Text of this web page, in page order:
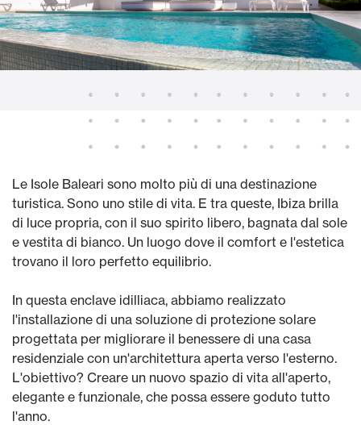
Le Isole Baleari sono molto più di una destinazione
turistica. Sono uno stile di vita. E tra queste, Ibiza brilla
di luce propria, con il suo spirito libero, bagnata dal sole
e vestita di bianco. Un luogo dove il comfort e l'estetica
trovano il loro perfetto equilibrio.
In questa enclave idilliaca, abbiamo realizzato
l'installazione di una soluzione di protezione solare
progettata per migliorare il benessere di una casa
residenziale con un'architettura aperta verso l'esterno.
L'obiettivo? Creare un nuovo spazio di vita all'aperto,
elegante e funzionale, che possa essere goduto tutto
l'anno.